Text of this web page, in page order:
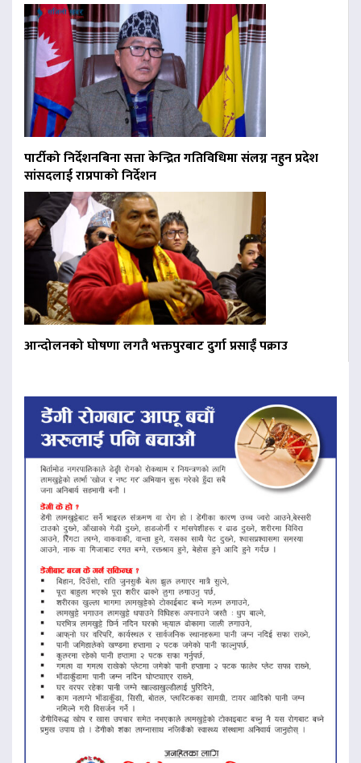
पार्टीको निर्देशनबिना सत्ता केन्द्रित गतिविधिमा संलग्न नहुन प्रदेश
सांसदलाई राप्रपाको निर्देशन
आन्दोलनको घोषणा लगतै भक्तपुरबाट दुर्गा प्रसाईं पक्राउ